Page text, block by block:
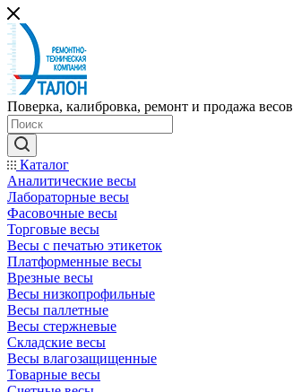
Поверка, калибровка, ремонт и продажа весов
Каталог
Аналитические весы
Лабораторные весы
Фасовочные весы
Торговые весы
Весы с печатью этикеток
Платформенные весы
Врезные весы
Весы низкопрофильные
Весы паллетные
Весы стержневые
Складские весы
Весы влагозащищенные
Товарные весы